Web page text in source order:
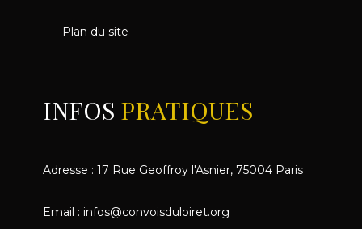
Plan du site
INFOS PRATIQUES
Adresse : 17 Rue Geoffroy l'Asnier, 75004 Paris
Email : infos@convoisduloiret.org